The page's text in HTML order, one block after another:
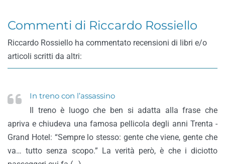
Commenti di Riccardo Rossiello
Riccardo Rossiello ha commentato recensioni di libri e/o
articoli scritti da altri:
In treno con l’assassino
Il treno è luogo che ben si adatta alla frase che
apriva e chiudeva una famosa pellicola degli anni Trenta -
Grand Hotel: “Sempre lo stesso: gente che viene, gente che
va… tutto senza scopo.” La verità però, è che i diciotto